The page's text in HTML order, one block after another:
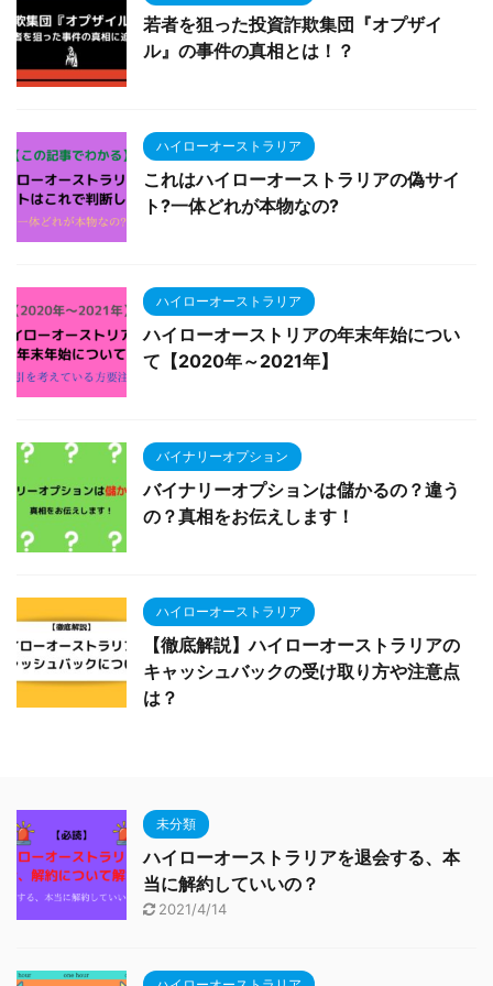
若者を狙った投資詐欺集団『オプザイ
ル』の事件の真相とは！？
ハイローオーストラリア
これはハイローオーストラリアの偽サイ
ト?一体どれが本物なの?
ハイローオーストラリア
ハイローオーストリアの年末年始につい
て【2020年～2021年】
バイナリーオプション
バイナリーオプションは儲かるの？違う
の？真相をお伝えします！
ハイローオーストラリア
【徹底解説】ハイローオーストラリアの
キャッシュバックの受け取り方や注意点
は？
未分類
ハイローオーストラリアを退会する、本
当に解約していいの？
2021/4/14